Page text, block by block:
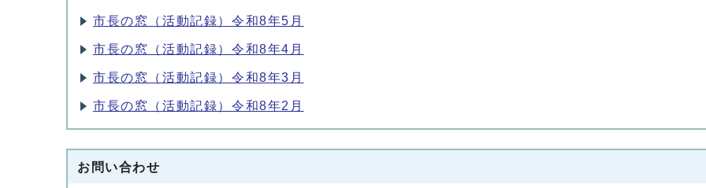
市長の窓（活動記録）令和8年5月
市長の窓（活動記録）令和8年4月
市長の窓（活動記録）令和8年3月
市長の窓（活動記録）令和8年2月
お問い合わせ